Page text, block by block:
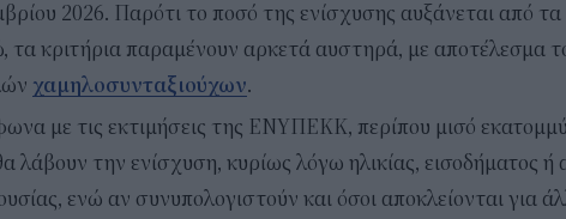
2026. Παρότι το ποσό της ενίσχυσης αυξάνεται από
τα κριτήρια παραμένουν αρκετά αυστηρά, με αποτέλεσμα
χαμηλοσυνταξιούχων.
με τις εκτιμήσεις της ΕΝΥΠΕΚΚ, περίπου μισό
λάβουν την ενίσχυση, κυρίως λόγω ηλικίας, εισοδήματος ή
ενώ αν συνυπολογιστούν και όσοι αποκλείονται για